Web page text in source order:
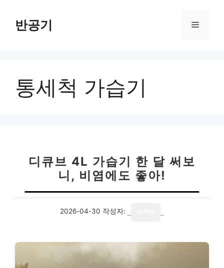
반공기 메
통세척 가습기
디큐브 4L 가습기 한 달 써보
니, 비염에도 좋아!
2026-04-30 작성자: